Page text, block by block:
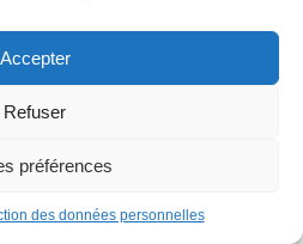
Accepter
Refuser
préférences
des données personnelles